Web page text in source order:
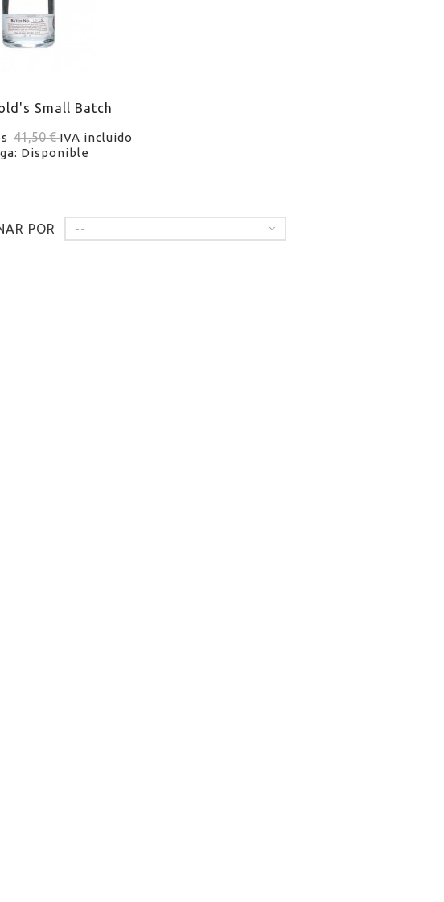
Small Batch
41,50 €IVA incluido
Disponible
POR --